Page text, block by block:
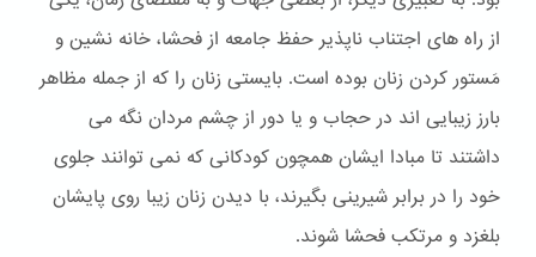
از راه های اجتناب ناپذیر حفظ جامعه از فحشا، خانه نشین و
مَستور کردن زنان بوده است. بایستی زنان را که از جمله مظاهر
بارز زیبایی اند در حجاب و یا دور از چشم مردان نگه می
داشتند تا مبادا ایشان همچون کودکانی که نمی توانند جلوی
خود را در برابر شیرینی بگیرند، با دیدن زنان زیبا روی پایشان
بلغزد و مرتکب فحشا شوند.